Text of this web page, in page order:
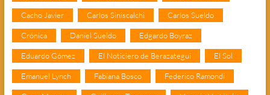
Cacho Javier Carlos Siniscalchi Carlos Sueldo
Crónica Daniel Sueldo Edgardo Boyraz
Eduardo Gómez El Noticiero de Berazategui El Sol
Emanuel Lynch Fabiana Bosco Federico Ramondi